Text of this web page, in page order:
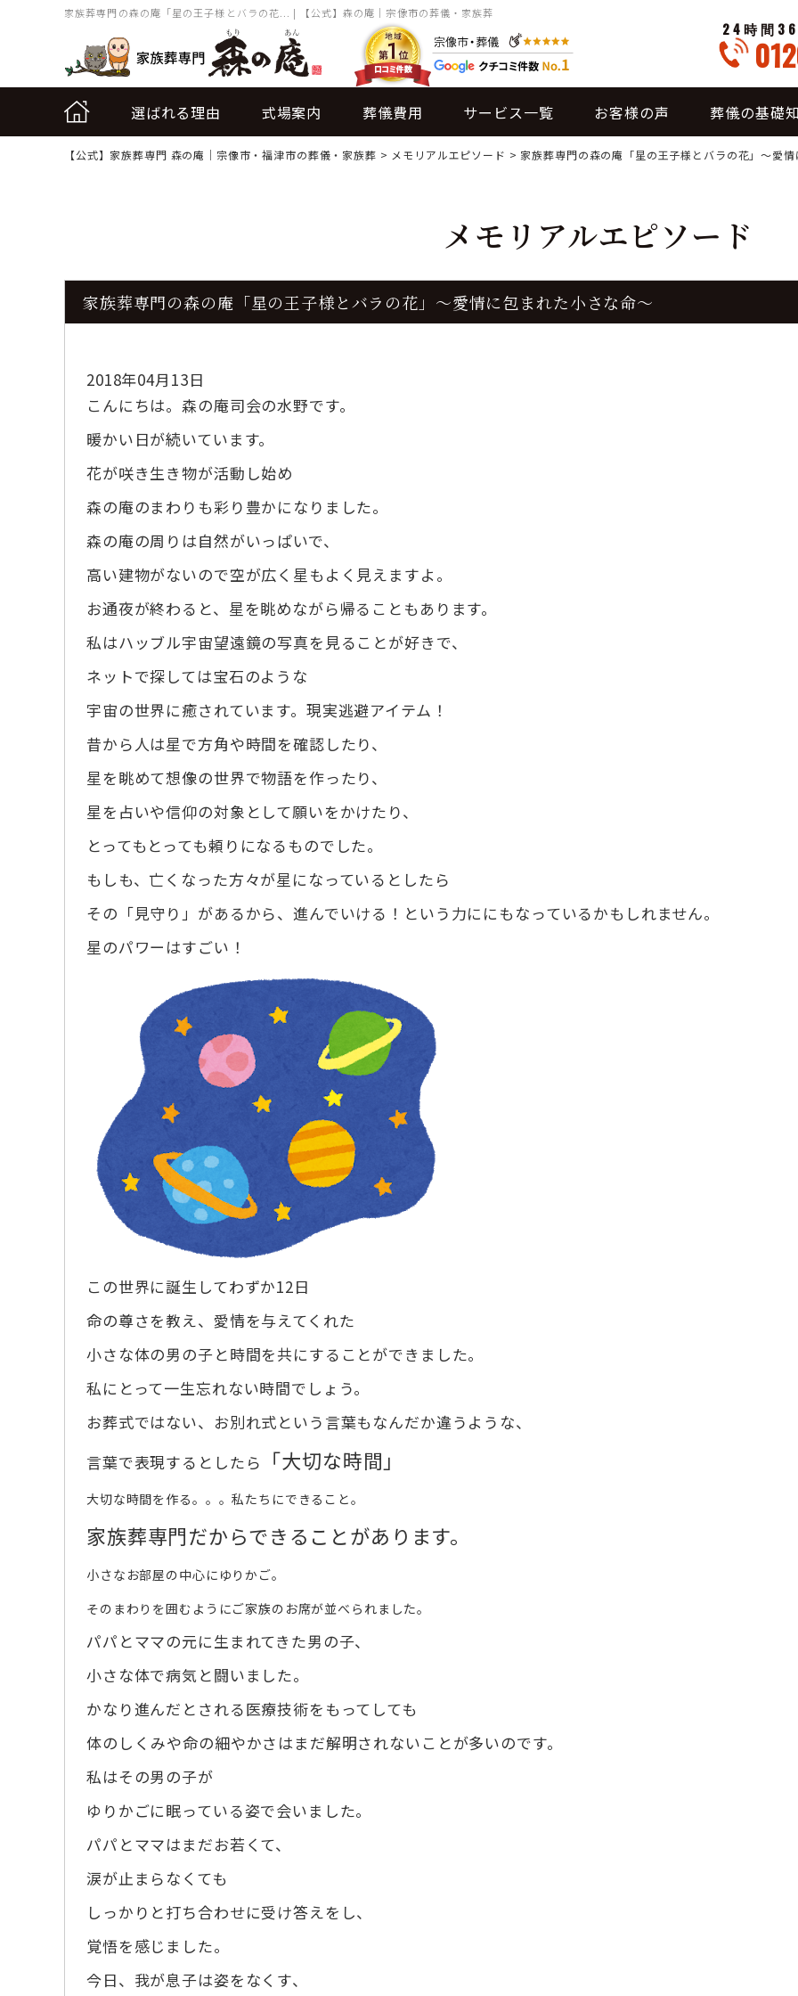
家族葬専門の森の庵「星の王子様とバラの花... | 【公式】森の庵｜宗像市の葬儀・家族葬
24時間
選ばれる理由 式場案内 葬儀費用 サービス一覧 お客様の声 葬儀の基礎
【公式】家族葬専門 森の庵｜宗像市・福津市の葬儀・家族葬 > メモリアルエピソード > 家族葬専門の森の庵「星の王子様とバラの花」～愛
メモリアルエピソード
家族葬専門の森の庵「星の王子様とバラの花」～愛情に包まれた小さな命～
2018年04月13日
こんにちは。森の庵司会の水野です。
暖かい日が続いています。
花が咲き生き物が活動し始め
森の庵のまわりも彩り豊かになりました。
森の庵の周りは自然がいっぱいで、
高い建物がないので空が広く星もよく見えますよ。
お通夜が終わると、星を眺めながら帰ることもあります。
私はハッブル宇宙望遠鏡の写真を見ることが好きで、
ネットで探しては宝石のような
宇宙の世界に癒されています。現実逃避アイテム！
昔から人は星で方角や時間を確認したり、
星を眺めて想像の世界で物語を作ったり、
星を占いや信仰の対象として願いをかけたり、
とってもとっても頼りになるものでした。
もしも、亡くなった方々が星になっているとしたら
その「見守り」があるから、進んでいける！という力ににもなっているかもしれません。
星のパワーはすごい！
この世界に誕生してわずか12日
命の尊さを教え、愛情を与えてくれた
小さな体の男の子と時間を共にすることができました。
私にとって一生忘れない時間でしょう。
お葬式ではない、お別れ式という言葉もなんだか違うような、
言葉で表現するとしたら
「大切な時間」
大切な時間を作る。。。私たちにできること。
家族葬専門だからできることがあります。
小さなお部屋の中心にゆりかご。
そのまわりを囲むようにご家族のお席が並べられました。
パパとママの元に生まれてきた男の子、
小さな体で病気と闘いました。
かなり進んだとされる医療技術をもってしても
体のしくみや命の細やかさはまだ解明されないことが多いのです。
私はその男の子が
ゆりかごに眠っている姿で会いました。
パパとママはまだお若くて、
涙が止まらなくても
しっかりと打ち合わせに受け答えをし、
覚悟を感じました。
今日、我が息子は姿をなくす、